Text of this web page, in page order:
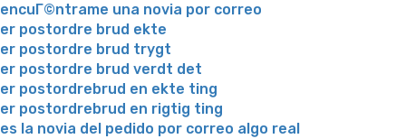
encuГ©ntrame una novia por correo
er postordre brud ekte
er postordre brud trygt
er postordre brud verdt det
er postordrebrud en ekte ting
er postordrebrud en rigtig ting
es la novia del pedido por correo algo real